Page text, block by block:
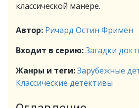
классической манере.
Автор: Ричард Остин Фримен
Входит в серию:Загадки
Жанры и теги:Зарубежные
Классические детективы